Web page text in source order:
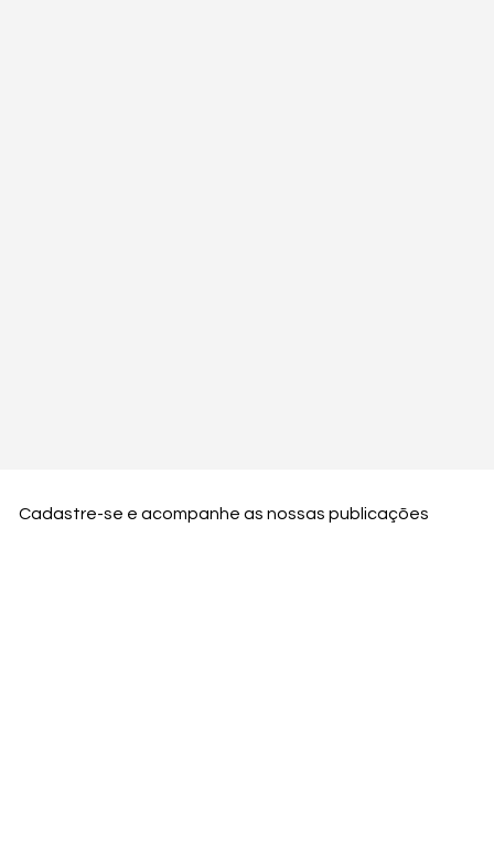
Cadastre-se e acompanhe as nossas publicações